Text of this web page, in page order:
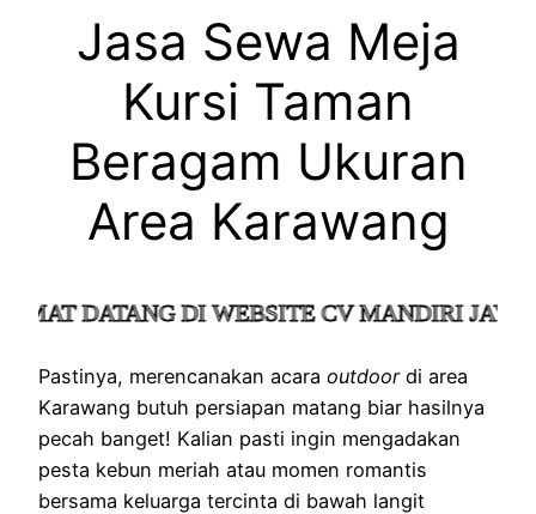
Jasa Sewa Meja
Kursi Taman
Beragam Ukuran
Area Karawang
DATANG DI WEBSITE CV MANDIRI JAYA
Pastinya, merencanakan acara outdoordi area
Karawang butuh persiapan matang biar hasilnya
pecah banget! Kalian pasti ingin mengadakan
pesta kebun meriah atau momen romantis
bersama keluarga tercinta di bawah langit